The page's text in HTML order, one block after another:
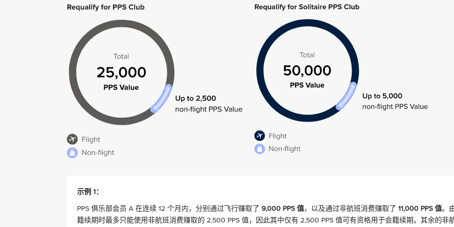
示例 1：
PPS 俱乐部会员 A 在连续 12 个月内，分别通过飞行赚取了 9,000 PPS 值，以及通过非航班消费赚取了 11,000 PPS 值。
籍续期时最多只能使用非航班消费赚取的 2,500 PPS 值，因此其中仅有 2,500 PPS 值可有资格用于会籍续期。其余的非